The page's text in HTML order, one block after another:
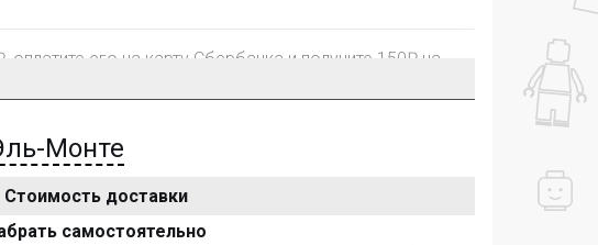
его на карту Сбербанка и получите 150₽ на
3000 рублей, Вы получите постоянную скидку на
Монте
Стоимость доставки
самостоятельно